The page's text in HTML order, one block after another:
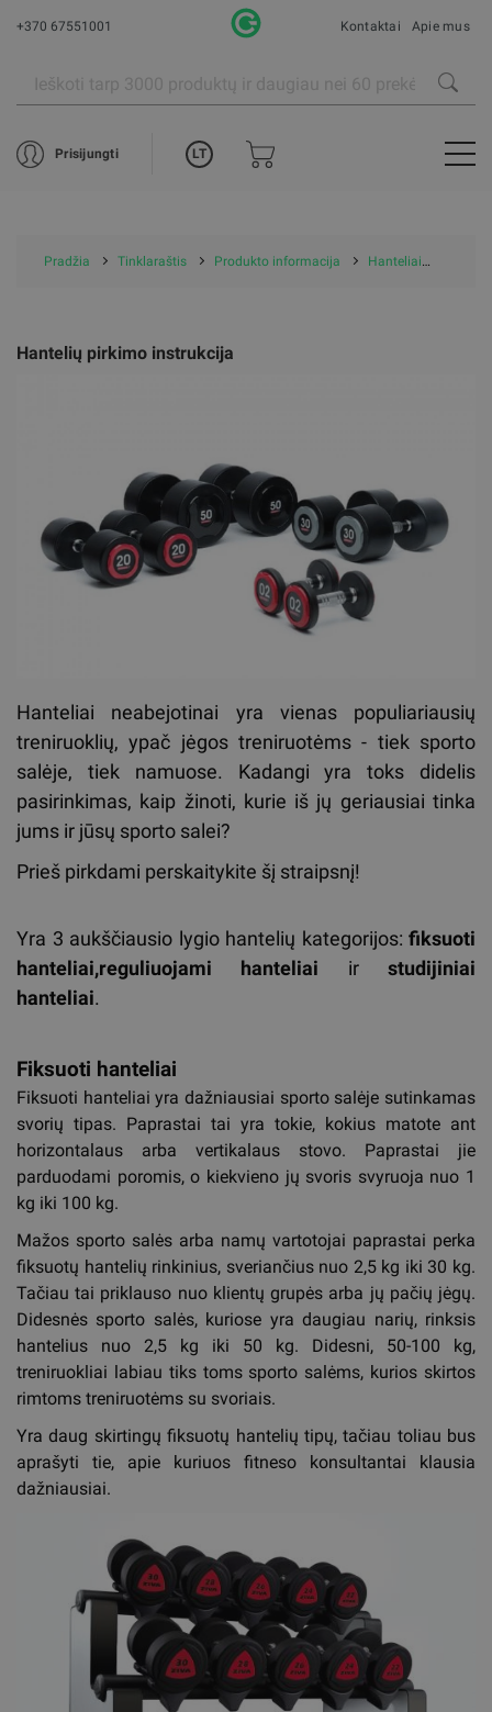
+370 67551001 Kontaktai Apie mus
Prisijungti LT
Pradžia Tinklaraštis Produkto informacija Hanteliai
Hantelių pirkimo instrukcija
Hanteliai neabejotinai yra vienas populiariausių
treniruoklių, ypač jėgos treniruotėms - tiek sporto
salėje, tiek namuose. Kadangi yra toks didelis
pasirinkimas, kaip žinoti, kurie iš jų geriausiai tinka
jums ir jūsų sporto salei?
Prieš pirkdami perskaitykite šį straipsnį!
Yra 3 aukščiausio lygio hantelių kategorijos: fiksuoti
hanteliai,reguliuojami hanteliai irstudijiniai
hanteliai.
Fiksuoti hanteliai
Fiksuoti hanteliai yra dažniausiai sporto salėje sutinkamas
svorių tipas. Paprastai tai yra tokie, kokius matote ant
horizontalaus arba vertikalaus stovo. Paprastai jie
parduodami poromis, o kiekvieno jų svoris svyruoja nuo 1
kg iki 100 kg.
Mažos sporto salės arba namų vartotojai paprastai perka
fiksuotų hantelių rinkinius, sveriančius nuo 2,5 kg iki 30 kg.
Tačiau tai priklauso nuo klientų grupės arba jų pačių jėgų.
Didesnės sporto salės, kuriose yra daugiau narių, rinksis
hantelius nuo 2,5 kg iki 50 kg. Didesni, 50-100 kg,
treniruokliai labiau tiks toms sporto salėms, kurios skirtos
rimtoms treniruotėms su svoriais.
Yra daug skirtingų fiksuotų hantelių tipų, tačiau toliau bus
aprašyti tie, apie kuriuos fitneso konsultantai klausia
dažniausiai.